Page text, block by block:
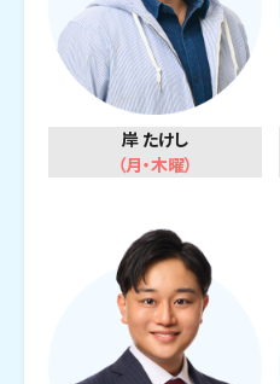
岸 たけし
（月・木曜）